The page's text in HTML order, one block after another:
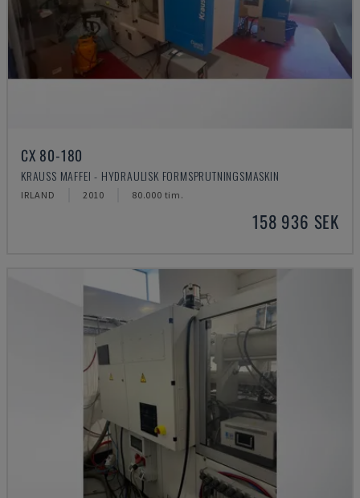
CX 80-180
KRAUSS MAFFEI - HYDRAULISK FORMSPRUTNINGSMASKIN
IRLAND 2010 80.000 tim.
158 936 SEK